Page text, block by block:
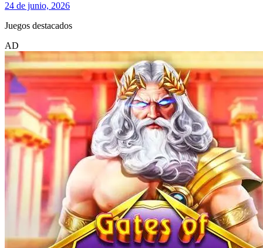
24 de junio, 2026
Juegos destacados
AD